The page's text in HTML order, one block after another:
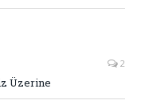
2
Üzerine